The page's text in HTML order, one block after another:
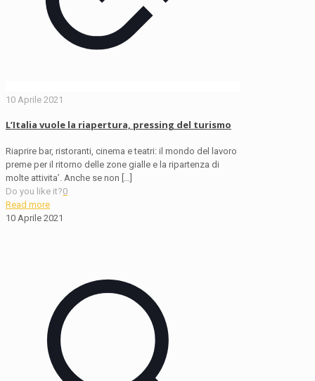
10 Aprile 2021
L’Italia vuole la riapertura, pressing del turismo
Riaprire bar, ristoranti, cinema e teatri: il mondo del lavoro
preme per il ritorno delle zone gialle e la ripartenza di
molte attivita’. Anche se non […]
Do you like it?0
Read more
10 Aprile 2021